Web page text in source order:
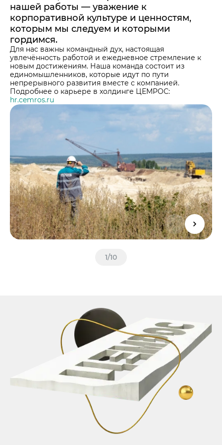
нашей работы — уважение к
корпоративной культуре и ценностям,
которым мы следуем и которыми
гордимся.
Для нас важны командный дух, настоящая
увлечённость работой и ежедневное стремление к
новым достижениям. Наша команда состоит из
единомышленников, которые идут по пути
непрерывного развития вместе с компанией.
Подробнее о карьере в холдинге ЦЕМРОС:
hr.cemros.ru
1/10
Центры дистрибуции
Закупки
Активные закупочные процедуры на ЭТП
Активные закупочные процедуры на
Архив закупочных процедур
Реализация ТМЦ и непрофильных активов
Политика в области закупок
В помощь поставщику
Карьера
ЦЕМРОС медиа
ЦЕМРОС в деле
Не только цемент
Люди ЦЕМРОСа
Технологии и тренды
Издание для клиентов
Аналитика цементной отрасли
Медиабанк
Пресса о нас
Контакты
Контакты
Контакты для СМИ
Служба доверия